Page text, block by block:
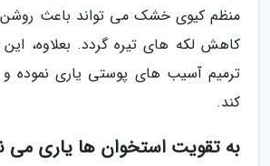
منظم کیوی خشک می تواند باعث
کاهش لکه های تیره گردد. بعلاوه،
ترمیم آسیب های پوستی یاری نموده
کند.
به تقویت استخوان ها یاری می